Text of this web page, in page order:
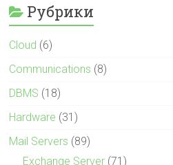
Рубрики
Cloud (6)
Communications (8)
DBMS (18)
Hardware (31)
Mail Servers (89)
Exchange Server (71)